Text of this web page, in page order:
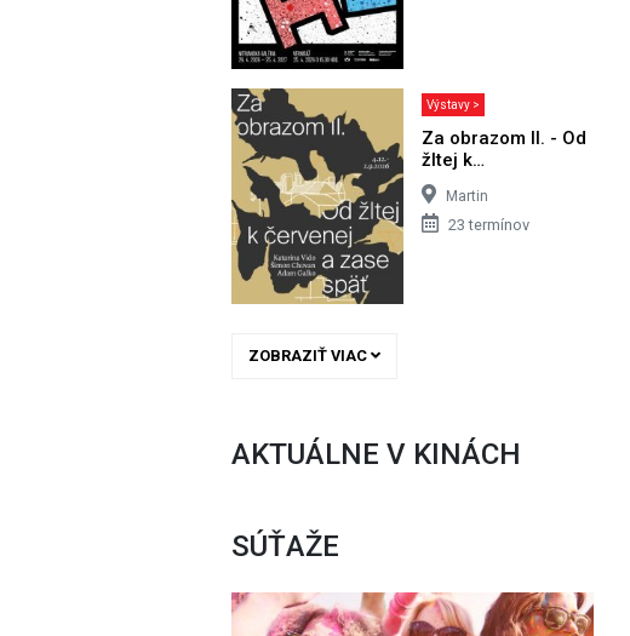
Výstavy >
Za obrazom II. - Od
žltej k…
Martin
23 termínov
ZOBRAZIŤ VIAC
AKTUÁLNE V KINÁCH
SÚŤAŽE